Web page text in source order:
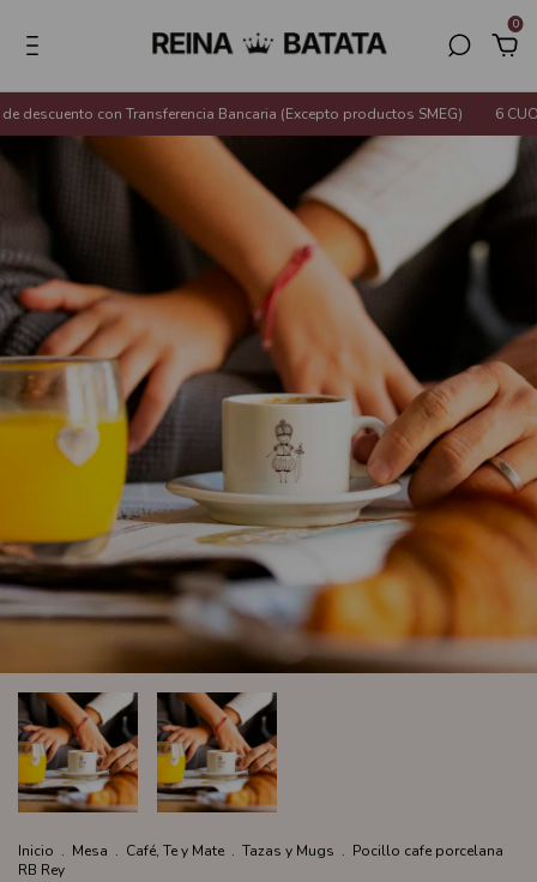
0
descuento con Transferencia Bancaria (Excepto productos SMEG) 6
Inicio . Mesa . Café, Te y Mate . Tazas y Mugs . Pocillo cafe porcelana
RB Rey